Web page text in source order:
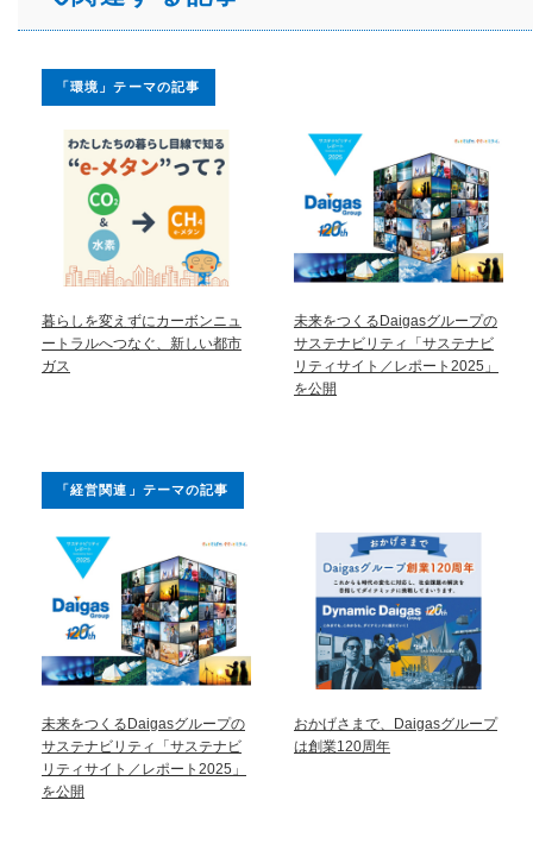
「環境」テーマの記事
暮らしを変えずにカーボンニュ
ートラルへつなぐ、新しい都市
ガス
未来をつくるDaigasグループの
サステナビリティ「サステナビ
リティサイト／レポート2025」
を公開
「経営関連」テーマの記事
未来をつくるDaigasグループの
サステナビリティ「サステナビ
リティサイト／レポート2025」
を公開
おかげさまで、Daigasグループ
は創業120周年